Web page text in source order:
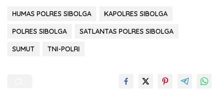
HUMAS POLRES SIBOLGA
KAPOLRES SIBOLGA
POLRES SIBOLGA
SATLANTAS POLRES SIBOLGA
SUMUT
TNI-POLRI